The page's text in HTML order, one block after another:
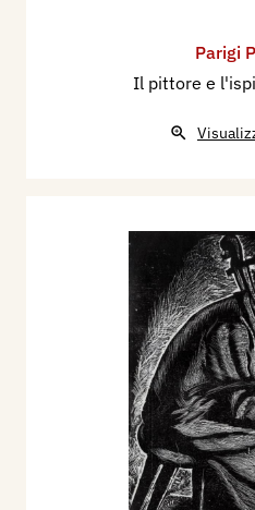
Parigi
Il pittore e